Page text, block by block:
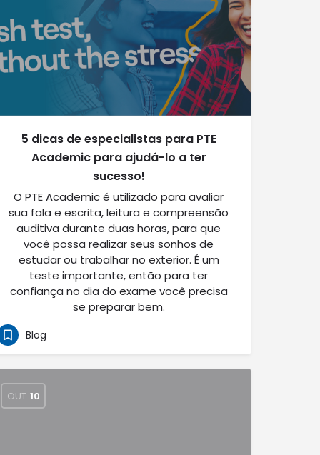
5 dicas de especialistas para PTE
Academic para ajudá-lo a ter
sucesso!
O PTE Academic é utilizado para avaliar
sua fala e escrita, leitura e compreensão
auditiva durante duas horas, para que
você possa realizar seus sonhos de
estudar ou trabalhar no exterior. É um
teste importante, então para ter
confiança no dia do exame você precisa
se preparar bem.
Blog
OUT 10